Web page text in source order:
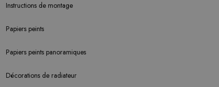
Instructions de montage
Papiers peints
Papiers peints panoramiques
Décorations de radiateur